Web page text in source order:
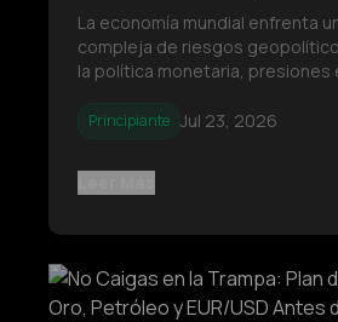
Dinámica
Través del Informe
La economía mundial enfrenta
compleja de riesgos
la política monetaria, presiones
que genera diferencias en el
globales.
Principiante Jul 23, 2026